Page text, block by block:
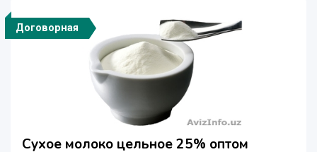
Договорная
Сухое молоко цельное 25% оптом